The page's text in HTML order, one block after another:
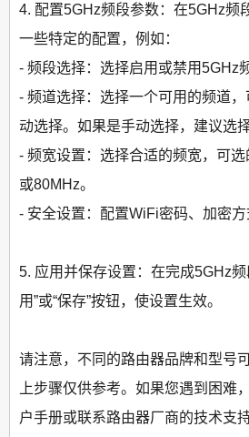
4. 配置5GHz频段参数：在5GHz频
一些特定的配置，例如：
- 频段选择：选择启用或禁用5GHz
- 频道选择：选择一个可用的频道
动选择。如果是手动选择，建议选
- 频宽设置：选择合适的频宽，可
或80MHz。
- 安全设置：配置WiFi密码、加密方
5. 应用并保存设置：在完成5GHz
用”或“保存”按钮，使设置生效。
请注意，不同的路由器品牌和型号
上步骤仅供参考。如果您遇到困难
户手册或联系路由器厂商的技术支